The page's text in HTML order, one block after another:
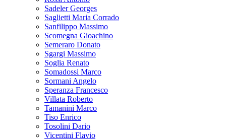
Sadeler Georges
Saglietti Maria Corrado
Sanfilippo Massimo
Scomegna Gioachino
Semeraro Donato
Sgargi Massimo
Soglia Renato
Somadossi Marco
Sormani Angelo
Speranza Francesco
Villata Roberto
Tamanini Marco
Tiso Enrico
Tosolini Dario
Vicentini Flavio